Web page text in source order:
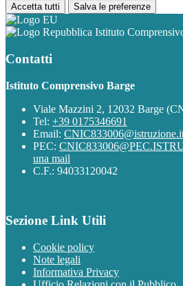
Accetta tutti Salva le preferenze
Istituto
Contatti
Istituto Comprensivo Barge
Viale Mazzini 2, 12032 Barge
Tel: +39 0175346691
Email:
PEC:
una mail
C.F.: 94033120042
Sezione Link Utili
Cookie policy
Note legali
Informativa Privacy